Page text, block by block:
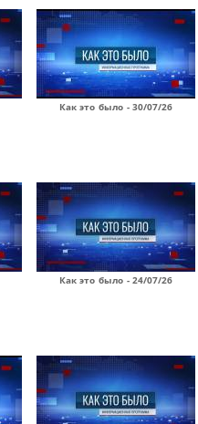
Как это было - 30/07/26
Как это было - 24/07/26